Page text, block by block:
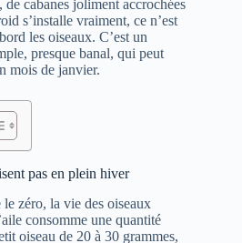
cabanes joliment accrochées
s’installe vraiment, ce n’est
les oiseaux. C’est un
presque banal, qui peut
mois de janvier.
pas en plein hiver
zéro, la vie des oiseaux
consomme une quantité
oiseau de 20 à 30 grammes,